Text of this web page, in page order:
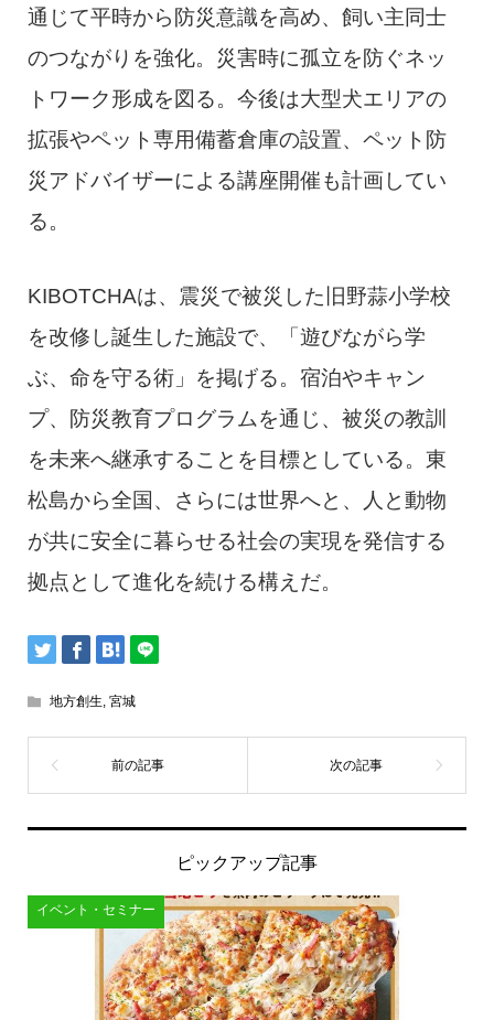
通じて平時から防災意識を高め、飼い主同士
のつながりを強化。災害時に孤立を防ぐネッ
トワーク形成を図る。今後は大型犬エリアの
拡張やペット専用備蓄倉庫の設置、ペット防
災アドバイザーによる講座開催も計画してい
る。
KIBOTCHAは、震災で被災した旧野蒜小学校
を改修し誕生した施設で、「遊びながら学
ぶ、命を守る術」を掲げる。宿泊やキャン
プ、防災教育プログラムを通じ、被災の教訓
を未来へ継承することを目標としている。東
松島から全国、さらには世界へと、人と動物
が共に安全に暮らせる社会の実現を発信する
拠点として進化を続ける構えだ。
地方創生, 宮城
ピックアップ記事
イベント・セミナー